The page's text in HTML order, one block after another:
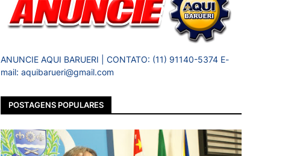
ANUNCIE AQUI BARUERI | CONTATO: (11) 91140-5374 E-
mail: aquibarueri@gmail.com
POSTAGENS POPULARES